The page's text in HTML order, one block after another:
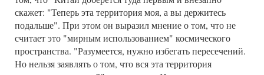
скажет: "Теперь эта территория моя, а вы держитесь
подальше". При этом он выразил мнение о том, что не
считает это "мирным использованием" космического
пространства. "Разумеется, нужно избегать пересечений.
Но нельзя заявлять о том, что вся эта территория